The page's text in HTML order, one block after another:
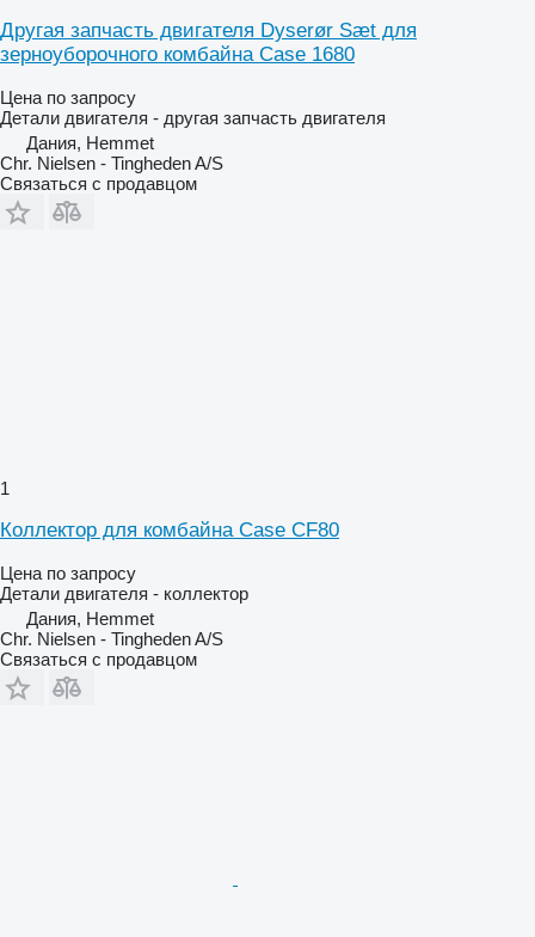
Другая запчасть двигателя Dyserør Sæt для
зерноуборочного комбайна Case 1680
Цена по запросу
Детали двигателя - другая запчасть двигателя
Дания, Hemmet
Chr. Nielsen - Tingheden A/S
Связаться с продавцом
1
Коллектор для комбайна Case CF80
Цена по запросу
Детали двигателя - коллектор
Дания, Hemmet
Chr. Nielsen - Tingheden A/S
Связаться с продавцом